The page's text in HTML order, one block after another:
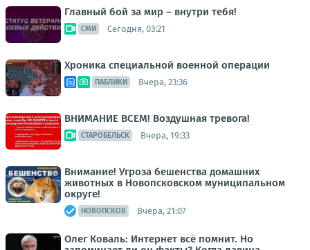
Главный бой за мир – внутри тебя!
СМИ Сегодня, 03:21
Хроника специальной военной операции
ПАБЛИКИ Вчера, 23:36
ВНИМАНИЕ ВСЕМ! Воздушная тревога!
СТАРОБЕЛЬСК Вчера, 19:33
Внимание! Угроза бешенства домашних
животных в Новопсковском муниципальном
округе!
НОВОПСКОВ Вчера, 21:07
Олег Коваль: Интернет всё помнит. Но